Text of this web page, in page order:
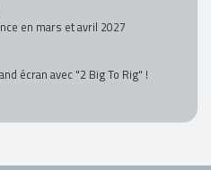
en mars et avril 2027
écran avec "2 Big To Rig" !